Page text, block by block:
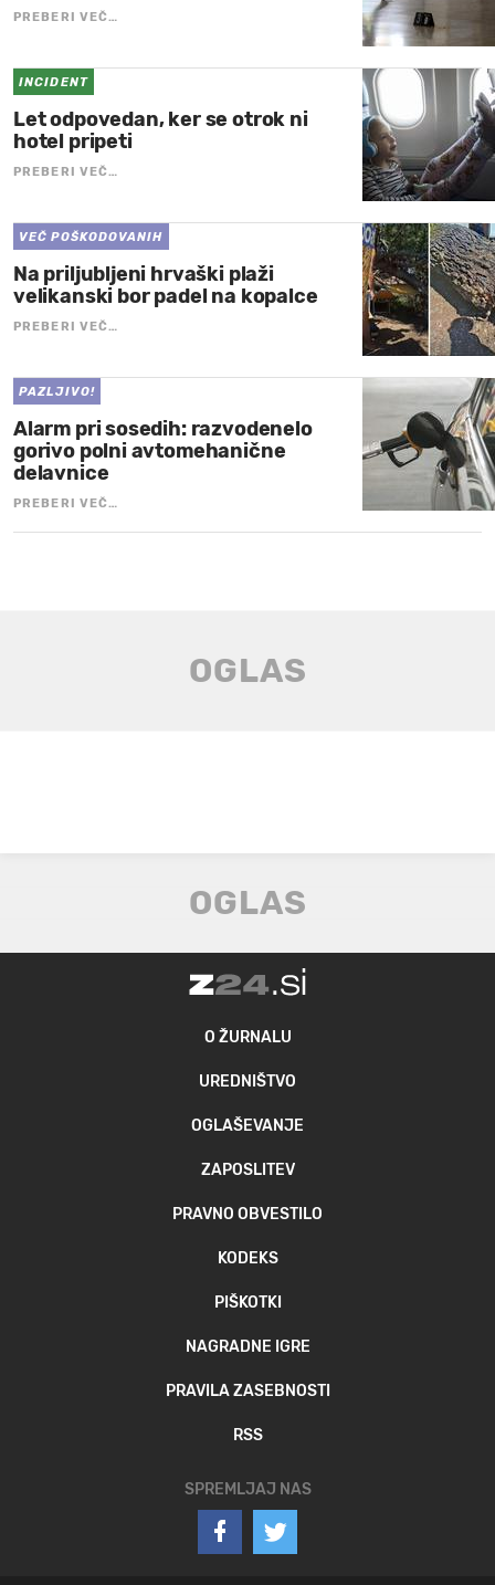
PREBERI VEČ…
INCIDENT
Let odpovedan, ker se otrok ni
hotel pripeti
PREBERI VEČ…
VEČ POŠKODOVANIH
Na priljubljeni hrvaški plaži
velikanski bor padel na kopalce
PREBERI VEČ…
PAZLJIVO!
Alarm pri sosedih: razvodenelo
gorivo polni avtomehanične
delavnice
PREBERI VEČ…
O ŽURNALU
UREDNIŠTVO
OGLAŠEVANJE
ZAPOSLITEV
PRAVNO OBVESTILO
KODEKS
PIŠKOTKI
NAGRADNE IGRE
PRAVILA ZASEBNOSTI
RSS
SPREMLJAJ NAS